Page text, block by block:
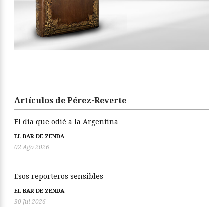
Artículos de Pérez-Reverte
El día que odié a la Argentina
EL BAR DE ZENDA
02 Ago 2026
Esos reporteros sensibles
EL BAR DE ZENDA
30 Jul 2026